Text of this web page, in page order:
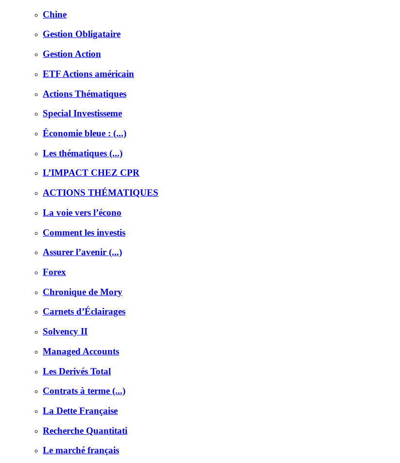
Chine
Gestion Obligataire
Gestion Action
ETF Actions américain
Actions Thématiques
Special Investisseme
Économie bleue : (...)
Les thématiques (...)
L’IMPACT CHEZ CPR
ACTIONS THÉMATIQUES
La voie vers l’écono
Comment les investis
Assurer l’avenir (...)
Forex
Chronique de Mory
Carnets d’Éclairages
Solvency II
Managed Accounts
Les Derivés Total
Contrats à terme (...)
La Dette Française
Recherche Quantitati
Le marché français